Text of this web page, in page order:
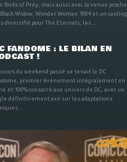
Birds of Prey, mais aussi avec la venue proche
Widow, Wonder Woman 1984 et un casting
diversifié pour The Eternals, les ...
FANDOME : LE BILAN EN
!
cours du weekend passé se tenait le DC
premier évènement intégralement en
et 100% consacré aux univers de DC, avec un
définitivement axé sur les adaptations
...